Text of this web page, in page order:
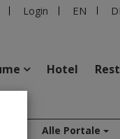
Login EN
Hotel
Alle Portale